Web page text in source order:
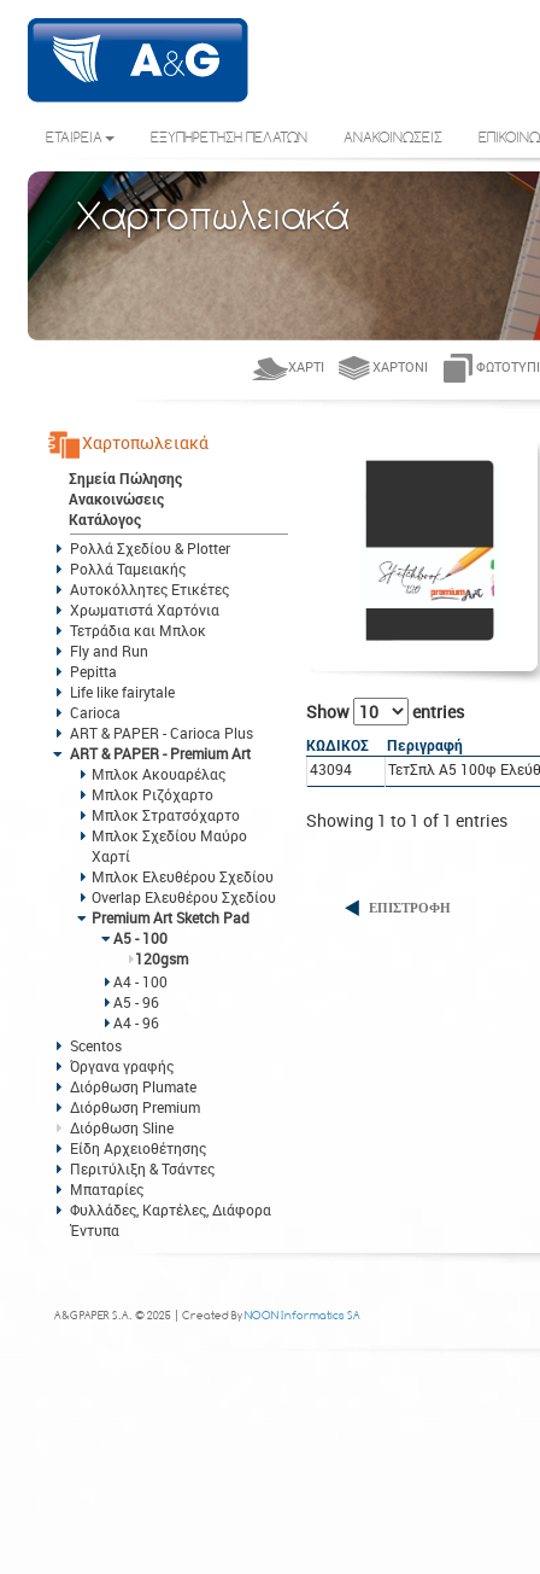
ΕΤΑΙΡΕΙΑ ΕΞΥΠΗΡΕΤΗΣΗ ΠΕΛΑΤΩΝ ΑΝΑΚΟΙΝΩΣΕΙΣ
Χαρτοπωλειακά
ΧΑΡΤΊ ΧΑΡΤΌΝΙ
Χαρτοπωλειακά
Σημεία Πώλησης
Ανακοινώσεις
Κατάλογος
Ρολλά Σχεδίου & Plotter
Ρολλά Ταμειακής
Αυτοκόλλητες Ετικέτες
Χρωματιστά Χαρτόνια
Τετράδια και Μπλοκ
Fly and Run
Pepitta
Life like fairytale
Carioca
ART & PAPER - Carioca Plus
ART & PAPER - Premium Art
Μπλοκ Ακουαρέλας
Μπλοκ Ριζόχαρτο
Μπλοκ Στρατσόχαρτο
Μπλοκ Σχεδίου Μαύρο
Χαρτί
Μπλοκ Ελευθέρου Σχεδίου
Overlap Ελευθέρου Σχεδίου
Premium Art Sketch Pad
Α5 - 100
120gsm
Α4 - 100
Α5 - 96
Α4 - 96
Scentos
Όργανα γραφής
Διόρθωση Plumate
Διόρθωση Premium
Διόρθωση Sline
Είδη Αρχειοθέτησης
Περιτύλιξη & Τσάντες
Μπαταρίες
Φυλλάδες, Καρτέλες, Διάφορα
Έντυπα
Show entries
ΚΩΔΙΚΟΣ
Περιγραφή
43094
ΤετΣπλ A5 100φ
Showing 1 to 1 of 1 entries
ΕΠΙΣΤΡΟΦΗ
A&G PAPER S.A. © 2025 | Created ByNOON Informatics SA